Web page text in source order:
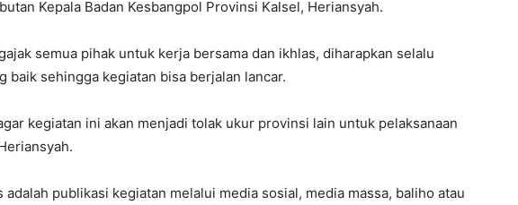
Kepala Badan Kesbangpol Provinsi Kalsel, Heriansyah.
semua pihak untuk kerja bersama dan ikhlas, diharapkan selalu
baik sehingga kegiatan bisa berjalan lancar.
kegiatan ini akan menjadi tolak ukur provinsi lain untuk pelaksanaan
adalah publikasi kegiatan melalui media sosial, media massa, baliho atau